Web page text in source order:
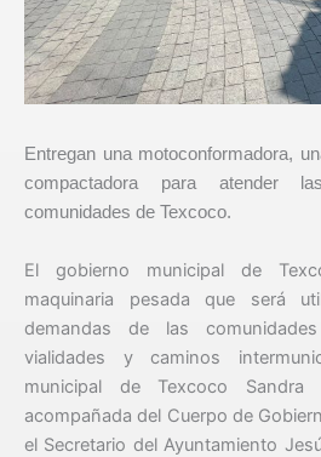
Entregan una motoconformadora,
compactadora para atender
comunidades de Texcoco.
El gobierno municipal de
maquinaria pesada que será
demandas de las
vialidades y caminos
municipal de Texcoco Sandra
acompañada del Cuerpo de
el Secretario del Ayuntamiento